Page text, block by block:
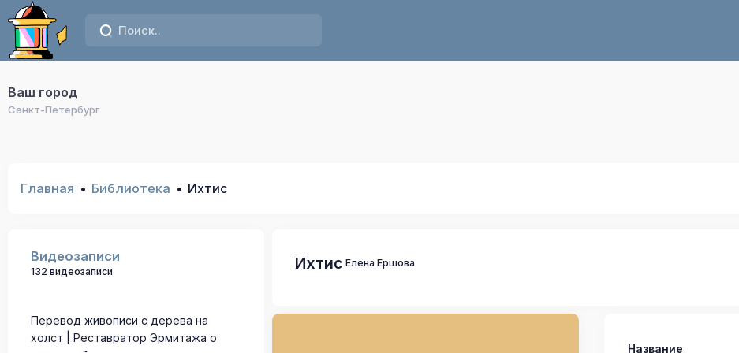
Ваш город
Санкт-Петербург
Главная Библиотека Ихтис
Видеозаписи
132 видеозаписи
Перевод живописи с дерева на
холст | Реставратор Эрмитажа о
Ихтис Елена Ершова
Название